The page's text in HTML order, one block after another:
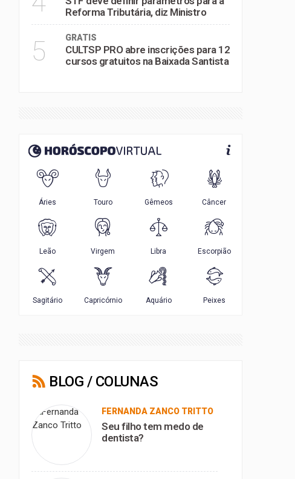
Reforma Tributária, diz Ministro
5 GRATIS
CULTSP PRO abre inscrições para 12
cursos gratuitos na Baixada Santista
BLOG / COLUNAS
FERNANDA ZANCO TRITTO
Seu filho tem medo de
dentista?